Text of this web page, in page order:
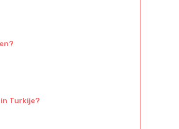
Turkije?